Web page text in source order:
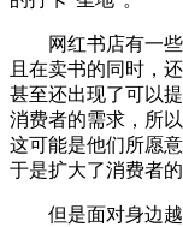
网红书店有一些
且在卖书的同时，
甚至还出现了可以
消费者的需求，所
这可能是他们所愿
于是扩大了消费者
但是面对身边越